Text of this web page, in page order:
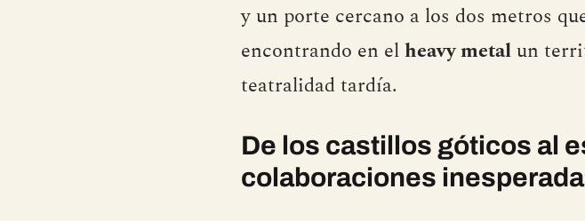
y un porte cercano a los dos metros
encontrando en elheavy metalun
teatralidad tardía.
De los castillos góticos al
colaboraciones